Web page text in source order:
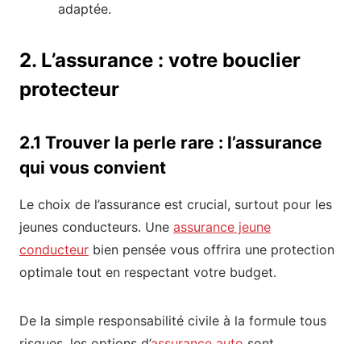
adaptée.
2. L’assurance : votre bouclier
protecteur
2.1 Trouver la perle rare : l’assurance
qui vous convient
Le choix de l’assurance est crucial, surtout pour les
jeunes conducteurs. Une assurance jeune
conducteur bien pensée vous offrira une protection
optimale tout en respectant votre budget.
De la simple responsabilité civile à la formule tous